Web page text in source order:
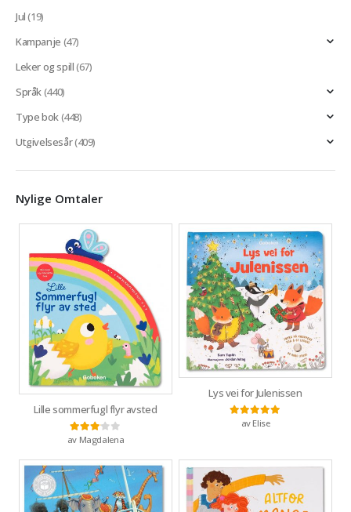
Jul(19)
Kampanje (47)
Leker og spill(67)
Språk(440)
Type bok(448)
Utgivelsesår(409)
Nylige Omtaler
Lille sommerfugl flyr avsted
Vurdert3av 5
av Magdalena
Lys vei for Julenissen
Vurdert5
av Elise